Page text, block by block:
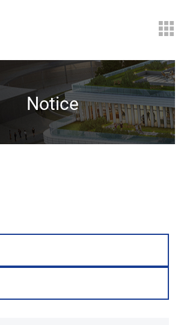
Notice